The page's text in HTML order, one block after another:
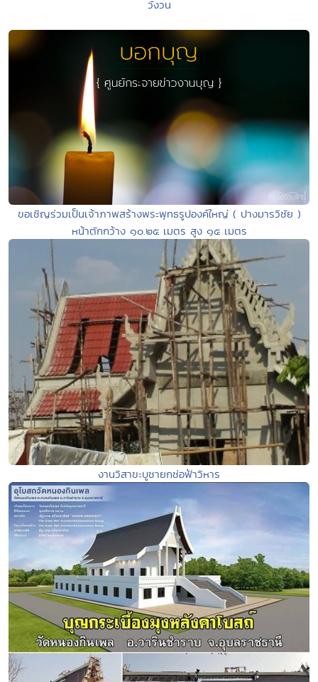
วังวน
ขอเชิญร่วมเป็นเจ้าภาพสร้างพระพุทธรูปองค์ใหญ่ ( ปางมารวิชัย )
หน้าตักกว้าง ๑๐.๒๕ เมตร สูง ๑๕ เมตร
งานวิสาขะบูชายกช่อฟ้าวิหาร